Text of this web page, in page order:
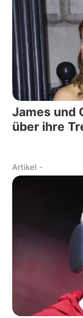
James und
über ihre
Artikel -